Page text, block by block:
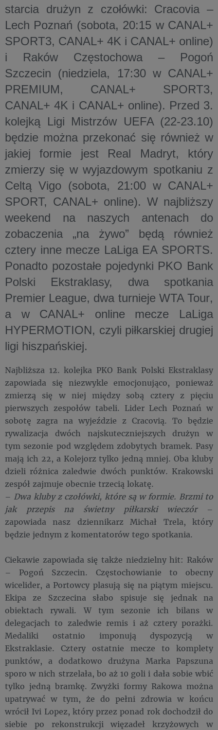
starcia drużyn z czołówki: Cracovia –
Lech Poznań (sobota, 20:15 w CANAL+
SPORT3, CANAL+ 4K i CANAL+ online)
i Raków Częstochowa – Pogoń
Szczecin (niedziela, 17:30 w CANAL+
PREMIUM, CANAL+ SPORT3,
CANAL+ 4K i CANAL+ online). Przed 3.
kolejką Ligi Mistrzów UEFA (22-23.10)
będzie można przekonać się również w
jakiej formie jest Real Madryt, który
zmierzy się w wyjazdowym spotkaniu z
Celtą Vigo (sobota, 21:00 w CANAL+
SPORT, CANAL+ online). W najbliższy
weekend na naszych antenach do
zobaczenia „na żywo” będą również
cztery inne mecze LaLiga EA SPORTS.
Ponadto pozostałe pojedynki PKO Bank
Polski Ekstraklasy, dwa spotkania
Premier League, dwa turnieje WTA Tour,
a w CANAL+ online mecze LaLiga
HYPERMOTION, czyli piłkarskiej drugiej
ligi hiszpańskiej.
Najbliższa 12. kolejka PKO Bank Polski Ekstraklasy
zapowiada się niezwykle emocjonująco, ponieważ
zmierzą się w niej między sobą cztery z pięciu
pierwszych zespołów tabeli. Lider Lech Poznań w
sobotę zagra na wyjeździe z Cracovią. To będzie
rywalizacja dwóch najskuteczniejszych drużyn w
tym sezonie pod względem zdobytych bramek. Pasy
mają ich 22, a Kolejorz tylko jedną mniej. Oba kluby
dzieli różnica zaledwie dwóch punktów. Krakowski
zespół zajmuje obecnie trzecią lokatę.
– Dwa kluby z czołówki, które są w formie. Brzmi to
jak przepis na świetny piłkarski wieczór–
zapowiada nasz dziennikarz Michał Trela, który
będzie jednym z komentatorów tego spotkania.
Ciekawie zapowiada się także niedzielny hit: Raków
– Pogoń Szczecin. Częstochowianie to obecny
wicelider, a Portowcy plasują się na piątym miejscu.
Ekipa ze Szczecina słabo spisuje się jednak na
obiektach rywali. W tym sezonie ich bilans w
delegacjach to zaledwie remis i aż cztery porażki.
Medaliki ostatnio imponują dyspozycją w
Ekstraklasie. Cztery ostatnie mecze to komplety
punktów, a dodatkowo drużyna Marka Papszuna
sporo w nich strzelała, bo aż 10 goli i dała sobie wbić
tylko jedną bramkę. Zwyżki formy Rakowa można
upatrywać w tym, że do pełni zdrowia w końcu
wrócił Ivi Lopez, który przez ponad rok dochodził do
siebie po rekonstrukcji więzadeł krzyżowych w